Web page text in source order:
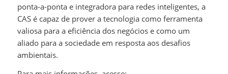
ponta-a-ponta e integradora para redes inteligentes, a
CAS é capaz de prover a tecnologia como ferramenta
valiosa para a eficiência dos negócios e como um
aliado para a sociedade em resposta aos desafios
ambientais.